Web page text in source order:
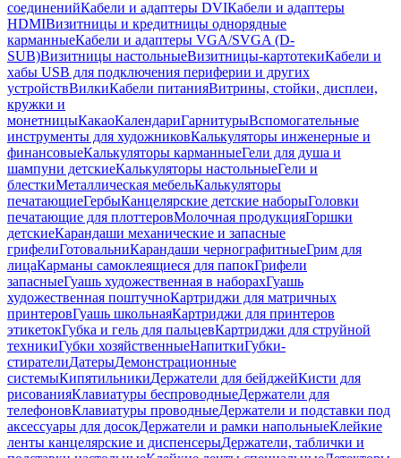
соединенийКабели и адаптеры DVIКабели и адаптеры
HDMIВизитницы и кредитницы однорядные
карманныеКабели и адаптеры VGA/SVGA (D-
SUB)Визитницы настольныеВизитницы-картотекиКабели и
хабы USB для подключения периферии и других
устройствВилкиКабели питанияВитрины, стойки, дисплеи,
кружки и
монетницыКакаоКалендариГарнитурыВспомогательные
инструменты для художниковКалькуляторы инженерные и
финансовыеКалькуляторы карманныеГели для душа и
шампуни детскиеКалькуляторы настольныеГели и
блесткиМеталлическая мебельКалькуляторы
печатающиеГербыКанцелярские детские наборыГоловки
печатающие для плоттеровМолочная продукцияГоршки
детскиеКарандаши механические и запасные
грифелиГотовальниКарандаши чернографитныеГрим для
лицаКарманы самоклеящиеся для папокГрифели
запасныеГуашь художественная в наборахГуашь
художественная поштучноКартриджи для матричных
принтеровГуашь школьнаяКартриджи для принтеров
этикетокГубка и гель для пальцевКартриджи для струйной
техникиГубки хозяйственныеНапиткиГубки-
стирателиДатерыДемонстрационные
системыКипятильникиДержатели для бейджейКисти для
рисованияКлавиатуры беспроводныеДержатели для
телефоновКлавиатуры проводныеДержатели и подставки под
аксессуары для досокДержатели и рамки напольныеКлейкие
ленты канцелярские и диспенсерыДержатели, таблички и